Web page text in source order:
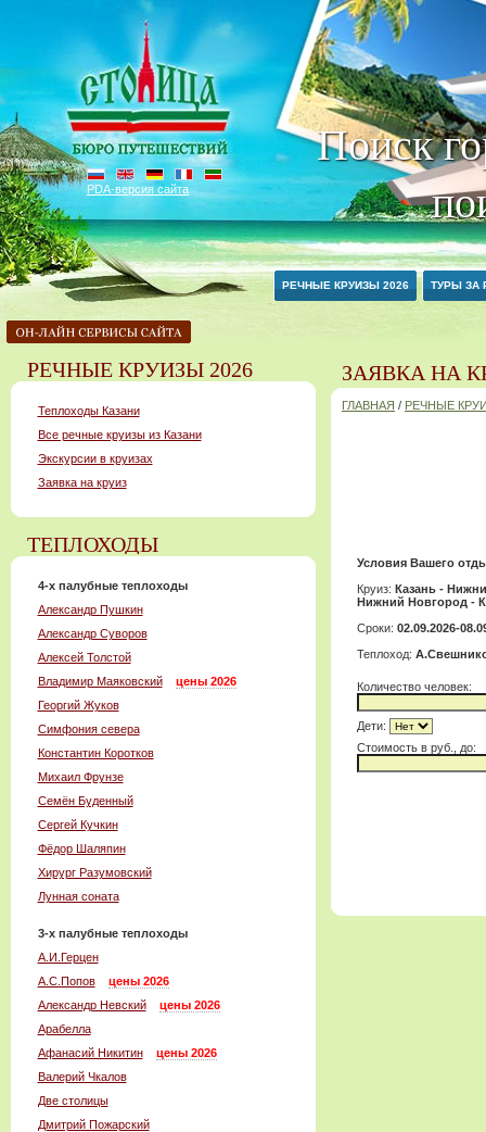
Поиск
PDA-версия сайта
РЕЧНЫЕ КРУИЗЫ 2026 ТУРЫ ЗА
РЕЧНЫЕ КРУИЗЫ 2026
Теплоходы Казани
Все речные круизы из Казани
Экскурсии в круизах
Заявка на круиз
ТЕПЛОХОДЫ
4-x палубные теплоходы
Александр Пушкин
Александр Суворов
Алексей Толстой
Владимир Маяковский
цены 2026
Георгий Жуков
Симфония севера
Константин Коротков
Михаил Фрунзе
Семён Буденный
Сергей Кучкин
Фёдор Шаляпин
Хирург Разумовский
Лунная соната
3-x палубные теплоходы
А.И.Герцен
А.С.Попов
цены 2026
Александр Невский
цены 2026
Арабелла
Афанасий Никитин
цены 2026
Валерий Чкалов
Две столицы
Дмитрий Пожарский
ЗАЯВКА НА
ГЛАВНАЯ / РЕЧНЫЕ
Условия Вашего
Круиз: Казань -
Нижний Новгород -
Сроки: 02.09.2026-
Теплоход:
Количество человек:
Дети:
Cтоимость в руб., до: